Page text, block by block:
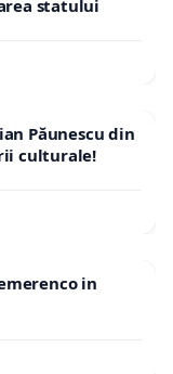
statului
Păunescu din
culturale!
in